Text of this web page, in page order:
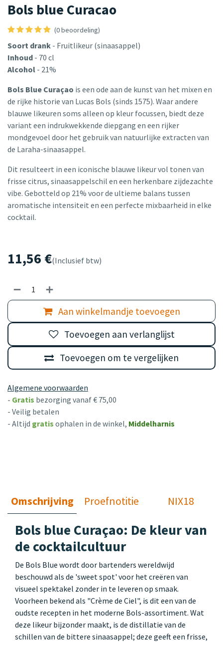
Bols blue Curacao
(0 beoordeling)
Soort drank - Fruitlikeur (sinaasappel)
Inhoud - 70 cl
Alcohol - 21%
Bols Blue Curaçao is een ode aan de kunst van het mixen en
de rijke historie van Lucas Bols (sinds 1575). Waar andere
blauwe likeuren soms alleen op kleur focussen, biedt deze
variant een indrukwekkende diepgang en een rijker
mondgevoel door het gebruik van natuurlijke extracten van
de Laraha-sinaasappel.
Dit resulteert in een iconische blauwe likeur vol tonen van
frisse citrus, sinaasappelschil en een herkenbare zijdezachte
vibe. Gebotteld op 21% voor de ultieme balans tussen
aromatische intensiteit en een perfecte mixbaarheid in elke
cocktail.
11,56 €(Inclusief btw)
Aan winkelmandje toevoegen
Toevoegen om te vergelijken
Toevoegen aan verlanglijst
Algemene voorwaarden
- Gratis bezorging vanaf € 75,00
- Veilig betalen
- Altijd gratis ophalen in de winkel, Middelharnis
Omschrijving Proefnotitie NIX18
Bols blue Curaçao: De kleur van
de cocktailcultuur
De Bols Blue wordt door bartenders wereldwijd
beschouwd als de 'sweet spot' voor het creëren van
visueel spektakel zonder in te leveren op smaak.
Voorheen bekend als "Crème de Ciel", is dit een van de
oudste recepten in het moderne Bols-assortiment. Wat
deze likeur bijzonder maakt, is de distillatie van de
schillen van de bittere sinaasappel; deze geeft een frisse,